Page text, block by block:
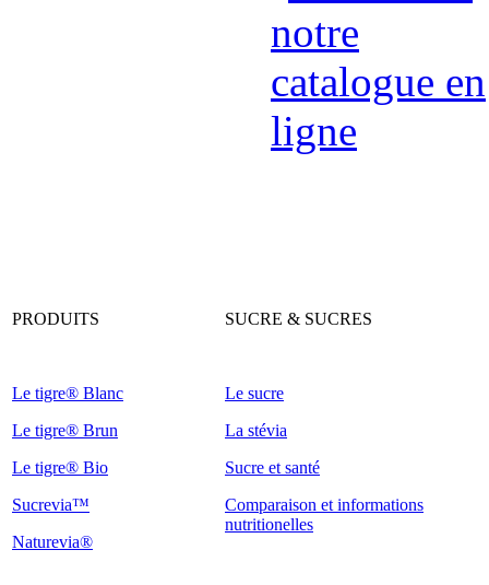
PRODUITS
Le tigre® Blanc
Le tigre® Brun
Le tigre® Bio
Sucrevia™
Naturevia®
SUCRE & SUCRES
Le sucre
La stévia
Sucre et santé
Comparaison et informations
nutritionelles